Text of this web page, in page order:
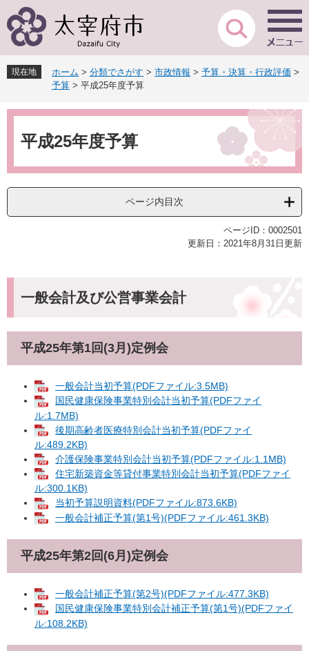
ー
先
頭
す
ニ
を
飛
し
現在地 ホーム > 分類でさがす > 市政情報 > 予算・決算・行政評価 >
予算 > 平成25年度予算
本
平成25年度予算
ページ内目次
ページID：0002501
更新日：2021年8月31日更新
一般会計及び公営事業会計
平成25年第1回(3月)定例会
一般会計当初予算(PDFファイル:3.5MB)
国民健康保険事業特別会計当初予算(PDFファイ
ル:1.7MB)
後期高齢者医療特別会計当初予算(PDFファイ
ル:489.2KB)
介護保険事業特別会計当初予算(PDFファイル:1.1MB)
住宅新築資金等貸付事業特別会計当初予算(PDFファイ
ル:300.1KB)
当初予算説明資料(PDFファイル:873.6KB)
一般会計補正予算(第1号)(PDFファイル:461.3KB)
平成25年第2回(6月)定例会
一般会計補正予算(第2号)(PDFファイル:477.3KB)
国民健康保険事業特別会計補正予算(第1号)(PDFファイ
ル:108.2KB)